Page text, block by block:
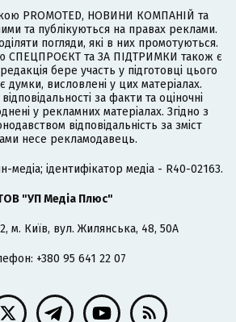
PROMOTED, НОВИНИ КОМПАНІЙ та
та публікуються на правах реклами.
погляди, які в них промотуються.
СПЕЦПРОЄКТ та ЗА ПІДТРИМКИ також є
бере участь у підготовці цього
думки, висловлені у цих матеріалах.
за факти та оціночні
у рекламних матеріалах. Згідно з
відповідальність за зміст
несе рекламодавець.
медіа; ідентифікатор медіа - R40-02163.
"УП Медіа Плюс"
м. Київ, вул. Жилянська, 48, 50А
+380 95 641 22 07